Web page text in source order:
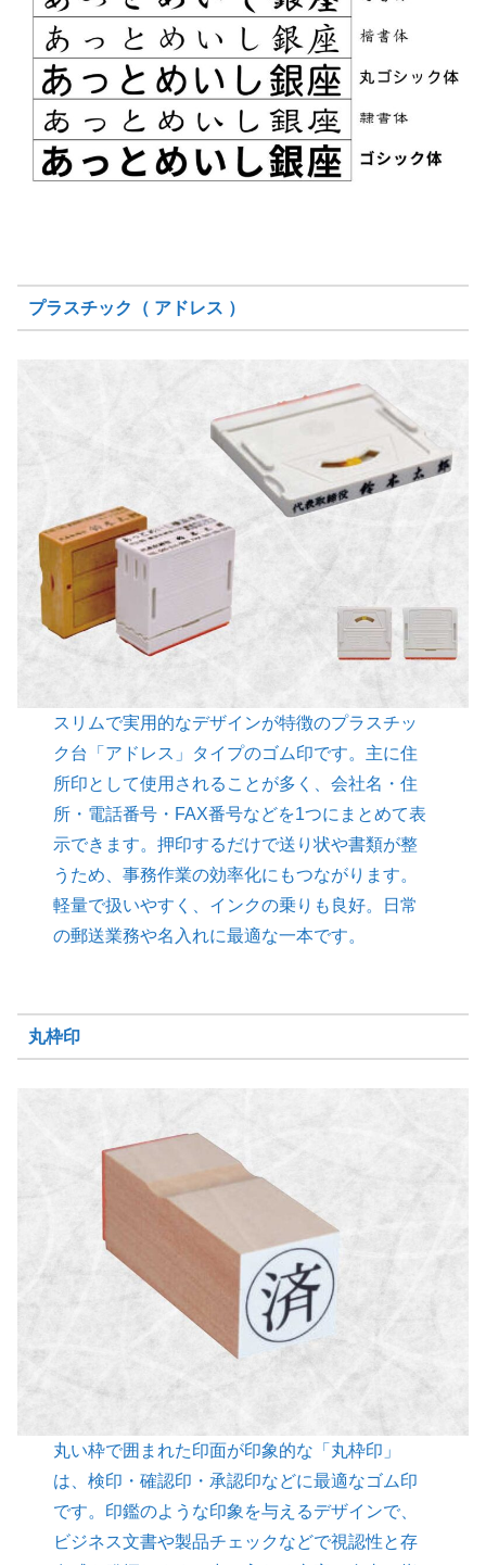
プラスチック（ アドレス ）
スリムで実用的なデザインが特徴のプラスチッ
ク台「アドレス」タイプのゴム印です。主に住
所印として使用されることが多く、会社名・住
所・電話番号・FAX番号などを1つにまとめて表
示できます。押印するだけで送り状や書類が整
うため、事務作業の効率化にもつながります。
軽量で扱いやすく、インクの乗りも良好。日常
の郵送業務や名入れに最適な一本です。
丸枠印
丸い枠で囲まれた印面が印象的な「丸枠印」
は、検印・確認印・承認印などに最適なゴム印
です。印鑑のような印象を与えるデザインで、
ビジネス文書や製品チェックなどで視認性と存